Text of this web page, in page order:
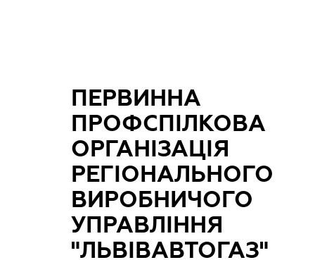
ПЕРВИННА
ПРОФСПІЛКОВА
ОРГАНІЗАЦІЯ
РЕГІОНАЛЬНОГО
ВИРОБНИЧОГО
УПРАВЛІННЯ
"ЛЬВІВАВТОГАЗ"